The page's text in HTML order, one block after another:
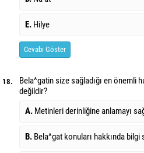
E. Hilye
Cevabı Göster
18.
Bela^gatin size sağladığı en önemli
değildir?
A. Metinleri derinliğine anlamayı
B. Bela^gat konuları hakkında bilgi